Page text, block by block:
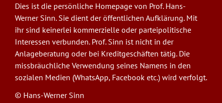
Dies ist die persönliche Homepage von Prof. Hans-
Werner Sinn. Sie dient der öffentlichen Aufklärung. Mit
ihr sind keinerlei kommerzielle oder parteipolitische
Interessen verbunden. Prof. Sinn ist nicht in der
Anlageberatung oder bei Kreditgeschäften tätig. Die
missbräuchliche Verwendung seines Namens in den
sozialen Medien (WhatsApp, Facebook etc.) wird verfolgt.
© Hans-Werner Sinn